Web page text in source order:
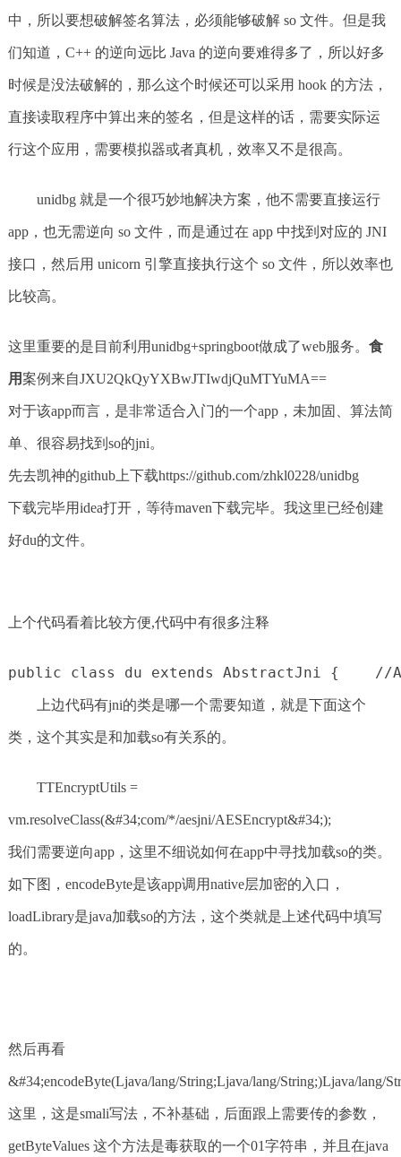
中，所以要想破解签名算法，必须能够破解 so 文件。但是我
们知道，C++ 的逆向远比 Java 的逆向要难得多了，所以好多
时候是没法破解的，那么这个时候还可以采用 hook 的方法，
直接读取程序中算出来的签名，但是这样的话，需要实际运
行这个应用，需要模拟器或者真机，效率又不是很高。
unidbg 就是一个很巧妙地解决方案，他不需要直接运行
app，也无需逆向 so 文件，而是通过在 app 中找到对应的 JNI
接口，然后用 unicorn 引擎直接执行这个 so 文件，所以效率也
比较高。
这里重要的是目前利用unidbg+springboot做成了web服务。 食
用案例来自JXU2QkQyYXBwJTIwdjQuMTYuMA==
对于该app而言，是非常适合入门的一个app，未加固、算法简
单、很容易找到so的jni。
先去凯神的github上下载https://github.com/zhkl0228/unidbg
下载完毕用idea打开，等待maven下载完毕。我这里已经创建
好du的文件。
上个代码看着比较方便,代码中有很多注释
public class du extends AbstractJni {    //
上边代码有jni的类是哪一个需要知道，就是下面这个
类，这个其实是和加载so有关系的。
TTEncryptUtils =
vm.resolveClass(&#34;com/*/aesjni/AESEncrypt&#34;);
我们需要逆向app，这里不细说如何在app中寻找加载so的类。
如下图，encodeByte是该app调用native层加密的入口，
loadLibrary是java加载so的方法，这个类就是上述代码中填写
的。
然后再看
&#34;encodeByte(Ljava/lang/String;Ljava/lang/String;)Ljava/lang/
这里，这是smali写法，不补基础，后面跟上需要传的参数，
getByteValues 这个方法是毒获取的一个01字符串，并且在java